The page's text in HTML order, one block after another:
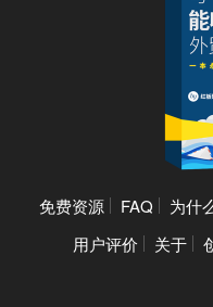
免费资源 FAQ 为什
用户评价
关于